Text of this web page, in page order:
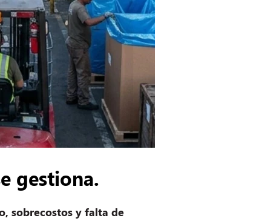
gestiona.
sobrecostos y falta de